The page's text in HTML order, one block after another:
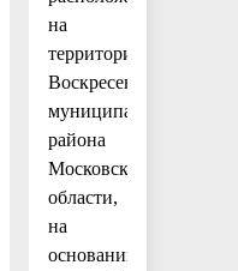
на
территории
Воскресенского
муниципального
района
Московской
области,
на
основании